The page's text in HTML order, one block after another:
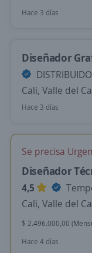
Hace 3 días
Diseñador
Cali, Valle del
Hace 3 días
Se precisa
Diseñador
4,5
Cali, Valle del
$ 2.496.000,00
Hace 4 días